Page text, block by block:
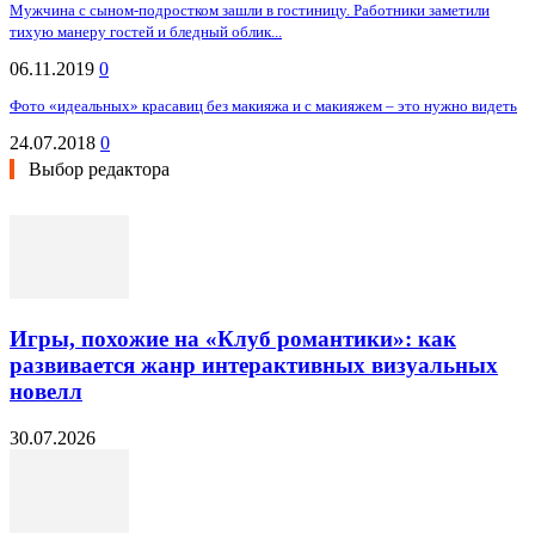
Мужчина с сыном-подростком зашли в гостиницу. Работники заметили
тихую манеру гостей и бледный облик...
06.11.2019 0
Фото «идеальных» красавиц без макияжа и с макияжем – это нужно видеть
24.07.2018 0
Выбор редактора
Игры, похожие на «Клуб романтики»: как
развивается жанр интерактивных визуальных
новелл
30.07.2026